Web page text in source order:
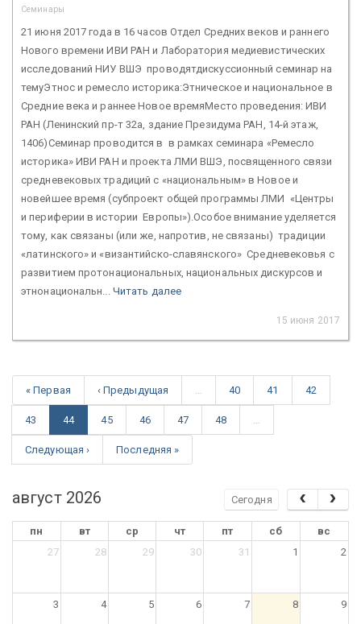
Семинары
21 июня 2017 года в 16 часов Отдел Средних веков и раннего
Нового времени ИВИ РАН и Лаборатория медиевистических
исследований НИУ ВШЭ проводятдискуссионный семинар на
темуЭтнос и ремесло историка:Этническое и национальное в
Средние века и раннее Новое времяМесто проведения: ИВИ
РАН (Ленинский пр-т 32а, здание Президума РАН, 14-й этаж,
1406)Семинар проводится в в рамках семинара «Ремесло
историка» ИВИ РАН и проекта ЛМИ ВШЭ, посвященного связи
средневековых традиций с «национальным» в Новое и
новейшее время (субпроект общей программы ЛМИ «Центры
и периферии в истории Европы»).Особое внимание уделяется
тому, как связаны (или же, напротив, не связаны) традиции
«латинского» и «византийско-славянского» Cредневековья с
развитием протонациональных, национальных дискурсов и
этнонациональн... Читать далее
15 июня 2017
« Первая ‹ Предыдущая 40 41 42
43 44 45 46 47 48
Следующая › Последняя »
август 2026 Сегодня
пн вт ср чт пт сб
вс
27
28 29 30 31 1 2
3 4 5 6 7 8 9